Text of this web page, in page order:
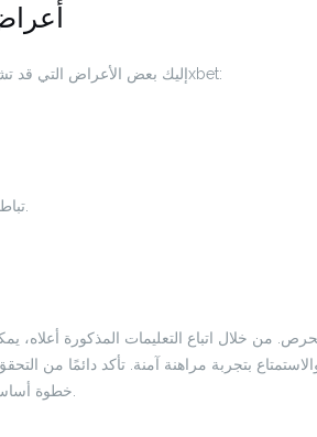
إليك بعض الأعراض التي قد تشير إلى أن الموقع الذي تزوره ليس الموقع الرسمي لـ 1xbet:
بتجربة مراهنة آمنة. تأكد دائمًا من